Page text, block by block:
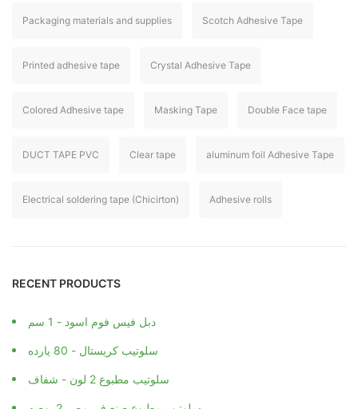
Packaging materials and supplies Scotch Adhesive Tape
Printed adhesive tape Crystal Adhesive Tape
Colored Adhesive tape Masking Tape Double Face tape
DUCT TAPE PVC Clear tape aluminum foil Adhesive Tape
Electrical soldering tape (Chicirton) Adhesive rolls
RECENT PRODUCTS
دبل فيس فوم اسود - 1 سم
سلوتيب كريستال - 80 يارده
سلوتيب مطبوع 2 لون - شفاف
سلوتيب مطبوع صنع في مصر 2 بوصه